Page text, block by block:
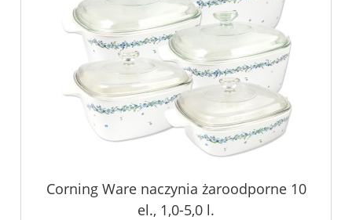
Corning Ware naczynia żaroodporne 10
el., 1,0-5,0 l.